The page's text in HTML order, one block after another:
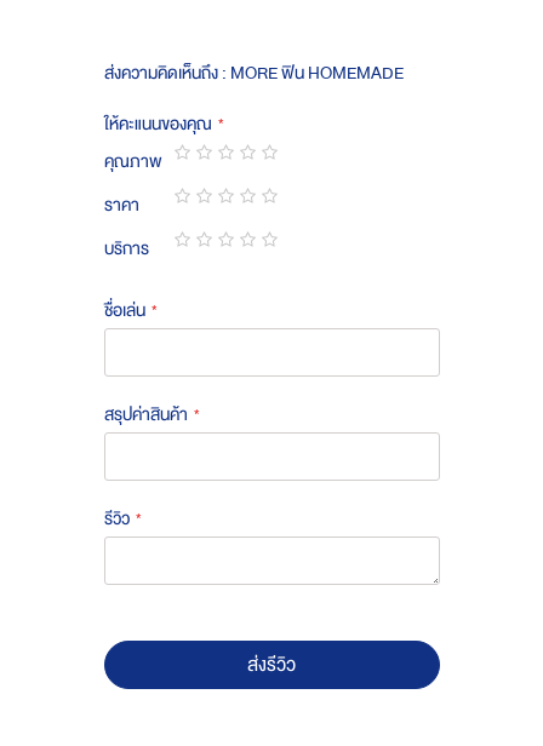
ส่งความคิดเห็นถึง : MORE ฟิน HOMEMADE
ให้คะแนนของคุณ
คุณภาพ
1
star
2
stars
3
stars
4
stars
5
stars
ราคา
1
star
2
stars
3
stars
4
stars
5
stars
บริการ
ชื่อเล่น
สรุปค่าสินค้า
รีวิว
ส่งรีวิว